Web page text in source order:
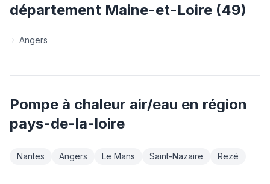
département Maine-et-Loire (49)
Angers
Pompe à chaleur air/eau en région
pays-de-la-loire
Nantes Angers Le Mans Saint-Nazaire Rezé